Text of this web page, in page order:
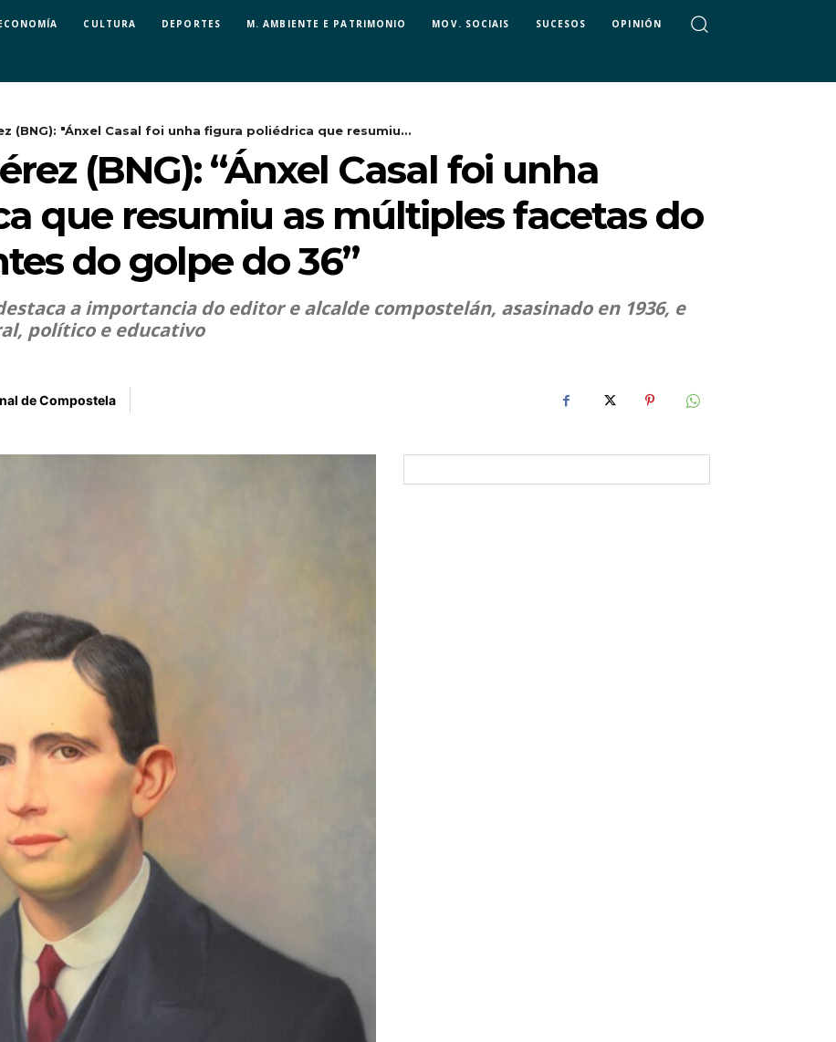
CULTURA DEPORTES M. AMBIENTE E PATRIMONIO MOV. SOCIAIS SUCESOS OPINIÓN
(BNG): "Ánxel Casal foi unha figura poliédrica que resumiu...
(BNG): “Ánxel Casal foi unha
que resumiu as múltiples facetas do
do golpe do 36”
a importancia do editor e alcalde compostelán, asasinado en 1936, e
político e educativo
de Compostela